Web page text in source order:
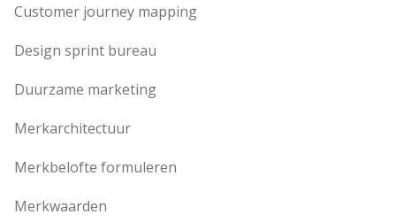
Customer journey mapping
Design sprint bureau
Duurzame marketing
Merkarchitectuur
Merkbelofte formuleren
Merkwaarden